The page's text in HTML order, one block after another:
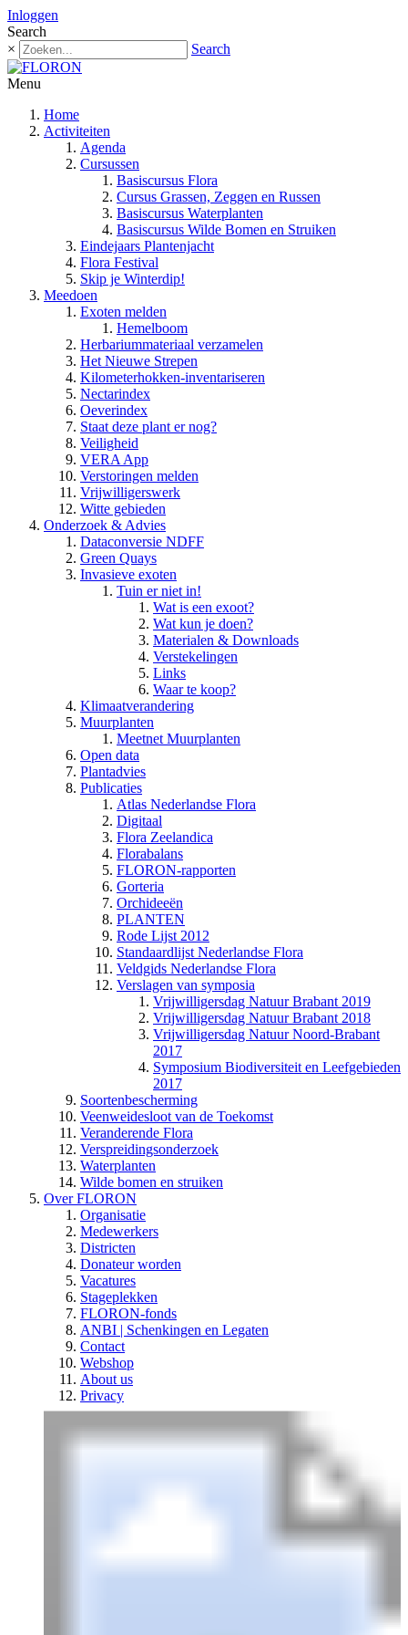
Inloggen
Search
×
Search
Menu
Home
Activiteiten
Agenda
Cursussen
Basiscursus Flora
Cursus Grassen, Zeggen en Russen
Basiscursus Waterplanten
Basiscursus Wilde Bomen en Struiken
Eindejaars Plantenjacht
Flora Festival
Skip je Winterdip!
Meedoen
Exoten melden
Hemelboom
Herbariummateriaal verzamelen
Het Nieuwe Strepen
Kilometerhokken-inventariseren
Nectarindex
Oeverindex
Staat deze plant er nog?
Veiligheid
VERA App
Verstoringen melden
Vrijwilligerswerk
Witte gebieden
Onderzoek & Advies
Dataconversie NDFF
Green Quays
Invasieve exoten
Tuin er niet in!
Wat is een exoot?
Wat kun je doen?
Materialen & Downloads
Verstekelingen
Links
Waar te koop?
Klimaatverandering
Muurplanten
Meetnet Muurplanten
Open data
Plantadvies
Publicaties
Atlas Nederlandse Flora
Digitaal
Flora Zeelandica
Florabalans
FLORON-rapporten
Gorteria
Orchideeën
PLANTEN
Rode Lijst 2012
Standaardlijst Nederlandse Flora
Veldgids Nederlandse Flora
Verslagen van symposia
Vrijwilligersdag Natuur Brabant 2019
Vrijwilligersdag Natuur Brabant 2018
Vrijwilligersdag Natuur Noord-Brabant
2017
Symposium Biodiversiteit en Leefgebieden
2017
Soortenbescherming
Veenweidesloot van de Toekomst
Veranderende Flora
Verspreidingsonderzoek
Waterplanten
Wilde bomen en struiken
Over FLORON
Organisatie
Medewerkers
Districten
Donateur worden
Vacatures
Stageplekken
FLORON-fonds
ANBI | Schenkingen en Legaten
Contact
Webshop
About us
Privacy